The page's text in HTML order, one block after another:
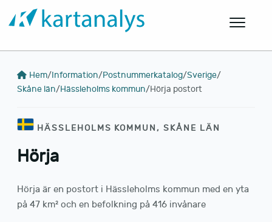
Hem/Information/Postnummerkatalog/Sverige/
Skåne län/Hässleholms kommun/Hörja postort
HÄSSLEHOLMS KOMMUN, SKÅNE LÄN
Hörja
Hörja är en postort i Hässleholms kommun med en yta
på 47 km² och en befolkning på 416 invånare